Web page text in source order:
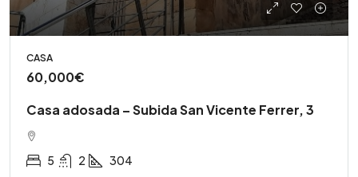
CASA
60,000€
Casa adosada – Subida San Vicente Ferrer, 3
5 2 304